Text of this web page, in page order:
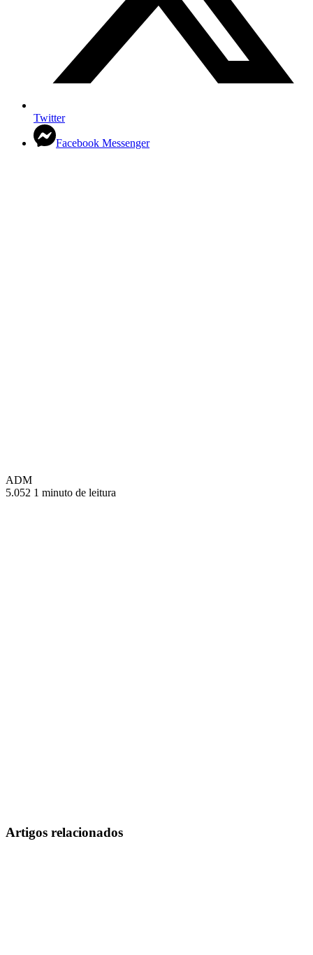
Twitter
Facebook Messenger
ADM
5.052 1 minuto de leitura
Artigos relacionados